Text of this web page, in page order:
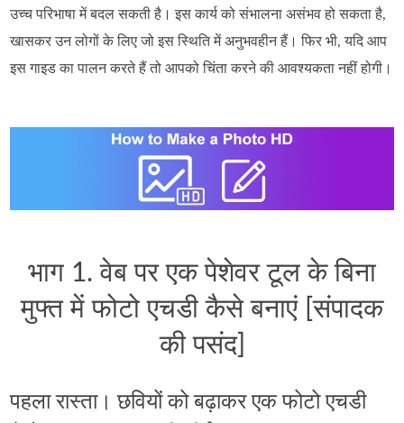
उच्च परिभाषा में बदल सकती है। इस कार्य को संभालना असंभव हो सकता है,
खासकर उन लोगों के लिए जो इस स्थिति में अनुभवहीन हैं। फिर भी, यदि आप
इस गाइड का पालन करते हैं तो आपको चिंता करने की आवश्यकता नहीं होगी।
भाग 1. वेब पर एक पेशेवर टूल के बिना
मुफ्त में फोटो एचडी कैसे बनाएं [संपादक
की पसंद]
पहला रास्ता। छवियों को बढ़ाकर एक फोटो एचडी